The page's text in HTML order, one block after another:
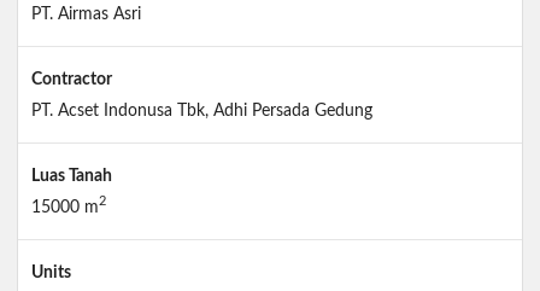
PT. Airmas Asri
Contractor
PT. Acset Indonusa Tbk, Adhi Persada Gedung
Luas Tanah
15000 m2
Units